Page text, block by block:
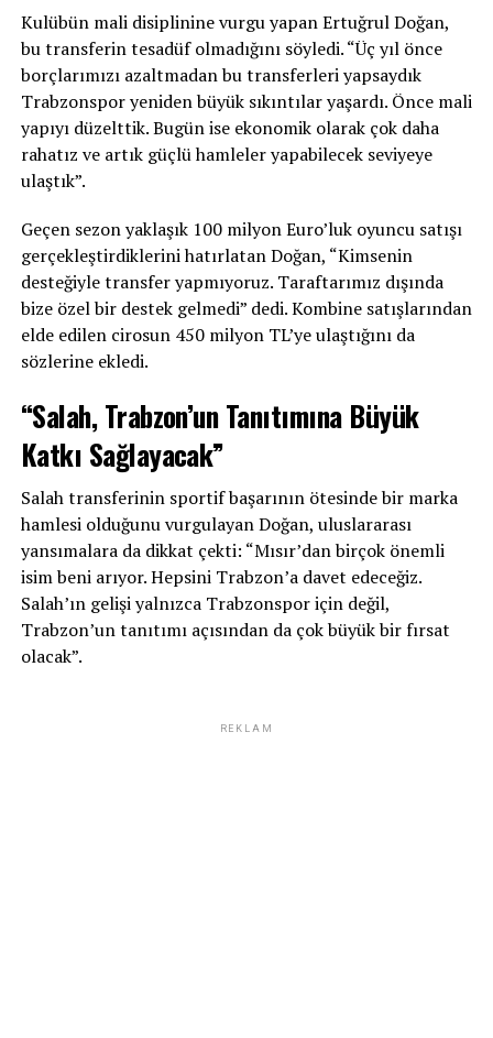
Kulübün mali disiplinine vurgu yapan Ertuğrul Doğan,
bu transferin tesadüf olmadığını söyledi. “Üç yıl önce
borçlarımızı azaltmadan bu transferleri yapsaydık
Trabzonspor yeniden büyük sıkıntılar yaşardı. Önce mali
yapıyı düzelttik. Bugün ise ekonomik olarak çok daha
rahatız ve artık güçlü hamleler yapabilecek seviyeye
ulaştık”.
Geçen sezon yaklaşık 100 milyon Euro’luk oyuncu satışı
gerçekleştirdiklerini hatırlatan Doğan, “Kimsenin
desteğiyle transfer yapmıyoruz. Taraftarımız dışında
bize özel bir destek gelmedi” dedi. Kombine satışlarından
elde edilen cirosun 450 milyon TL’ye ulaştığını da
sözlerine ekledi.
“Salah, Trabzon’un Tanıtımına Büyük
Katkı Sağlayacak”
Salah transferinin sportif başarının ötesinde bir marka
hamlesi olduğunu vurgulayan Doğan, uluslararası
yansımalara da dikkat çekti: “Mısır’dan birçok önemli
isim beni arıyor. Hepsini Trabzon’a davet edeceğiz.
Salah’ın gelişi yalnızca Trabzonspor için değil,
Trabzon’un tanıtımı açısından da çok büyük bir fırsat
olacak”.
REKLAM